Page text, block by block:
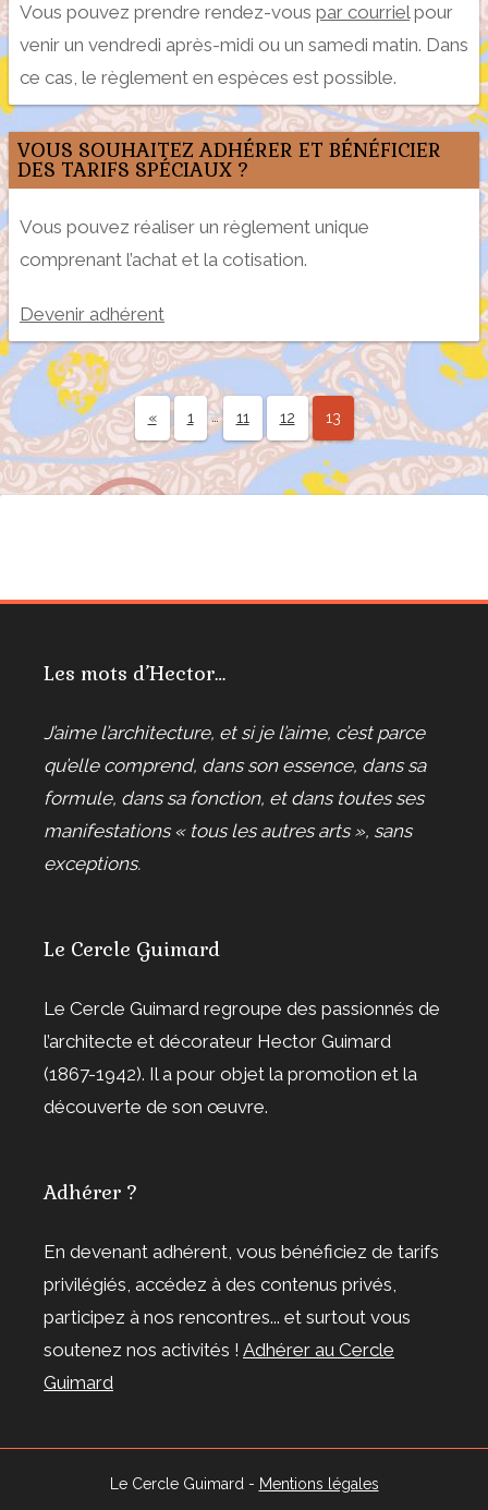
Vous pouvez prendre rendez-vous par courrielpour
venir un vendredi après-midi ou un samedi matin. Dans
ce cas, le règlement en espèces est possible.
VOUS SOUHAITEZ ADHÉRER ET BÉNÉFICIER
DES TARIFS SPÉCIAUX ?
Vous pouvez réaliser un règlement unique
comprenant l’achat et la cotisation.
Devenir adhérent
« 1 … 11 12 13
Les mots d’Hector…
J’aime l’architecture, et si je l’aime, c’est parce
qu’elle comprend, dans son essence, dans sa
formule, dans sa fonction, et dans toutes ses
manifestations « tous les autres arts », sans
exceptions.
Le Cercle Guimard
Le Cercle Guimard regroupe des passionnés de
l’architecte et décorateur Hector Guimard
(1867-1942). Il a pour objet la promotion et la
découverte de son œuvre.
Adhérer ?
En devenant adhérent, vous bénéficiez de tarifs
privilégiés, accédez à des contenus privés,
participez à nos rencontres... et surtout vous
soutenez nos activités ! Adhérer au Cercle
Guimard
Le Cercle Guimard - Mentions légales